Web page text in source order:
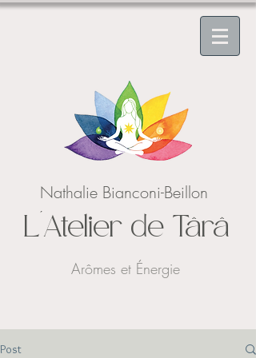
Nathalie Bianconi-Beillon
L'Atelier de Târâ
Arômes et Énergie
Post